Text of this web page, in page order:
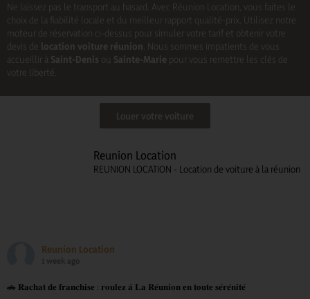
Ne laissez pas le transport au hasard. Avec Réunion Location, vous faites le
choix de la fiabilité locale et du meilleur rapport qualité-prix. Utilisez notre
moteur de réservation ci-dessus pour simuler votre tarif et obtenir votre
devis de location voiture réunion. Nous sommes impatients de vous
accueillir à Saint-Denis ou Sainte-Marie pour vous remettre les clés de
votre liberté.
Louer votre voiture
Reunion Location
REUNION LOCATION - Location de voiture à la réunion
Reunion Location
🚗 𝐑𝐚𝐜𝐡𝐚𝐭 𝐝𝐞 𝐟𝐫𝐚𝐧𝐜𝐡𝐢𝐬𝐞 : 𝐫𝐨𝐮𝐥𝐞𝐳 𝐚̀ 𝐋𝐚 𝐑𝐞́𝐮𝐧𝐢𝐨𝐧 𝐞𝐧 𝐭𝐨𝐮𝐭𝐞 𝐬𝐞́𝐫𝐞́𝐧𝐢𝐭𝐞́